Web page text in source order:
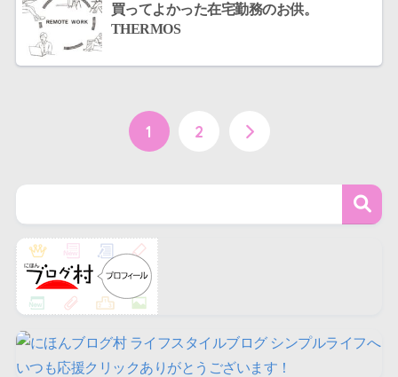
買ってよかった在宅勤務のお供。
THERMOS
1 2
いつも応援クリックありがとうございます！